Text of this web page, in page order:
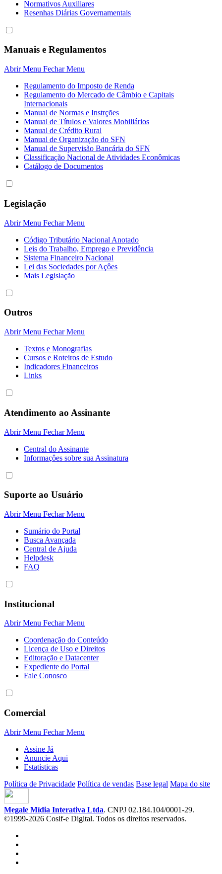
Normativos Auxiliares
Resenhas Diárias Governamentais
Manuais e Regulamentos
Abrir Menu Fechar Menu
Regulamento do Imposto de Renda
Regulamento do Mercado de Câmbio e Capitais
Internacionais
Manual de Normas e Instrções
Manual de Títulos e Valores Mobiliários
Manual de Crédito Rural
Manual de Organização do SFN
Manual de Supervisão Bancária do SFN
Classificação Nacional de Atividades Econômicas
Catálogo de Documentos
Legislação
Abrir Menu Fechar Menu
Código Tributário Nacional Anotado
Leis do Trabalho, Emprego e Previdência
Sistema Financeiro Nacional
Lei das Sociedades por Açôes
Mais Legislação
Outros
Abrir Menu Fechar Menu
Textos e Monografias
Cursos e Roteiros de Estudo
Indicadores Financeiros
Links
Atendimento ao Assinante
Abrir Menu Fechar Menu
Central do Assinante
Informaçôes sobre sua Assinatura
Suporte ao Usuário
Abrir Menu Fechar Menu
Sumário do Portal
Busca Avançada
Central de Ajuda
Helpdesk
FAQ
Institucional
Abrir Menu Fechar Menu
Coordenação do Conteúdo
Licença de Uso e Direitos
Editoração e Datacenter
Expediente do Portal
Fale Conosco
Comercial
Abrir Menu Fechar Menu
Assine Já
Anuncie Aqui
Estatísticas
Política de Privacidade Política de vendas Base legal Mapa do site
Megale Mídia Interativa Ltda. CNPJ 02.184.104/0001-29.
©1999-2026 Cosif-e Digital. Todos os direitos reservados.